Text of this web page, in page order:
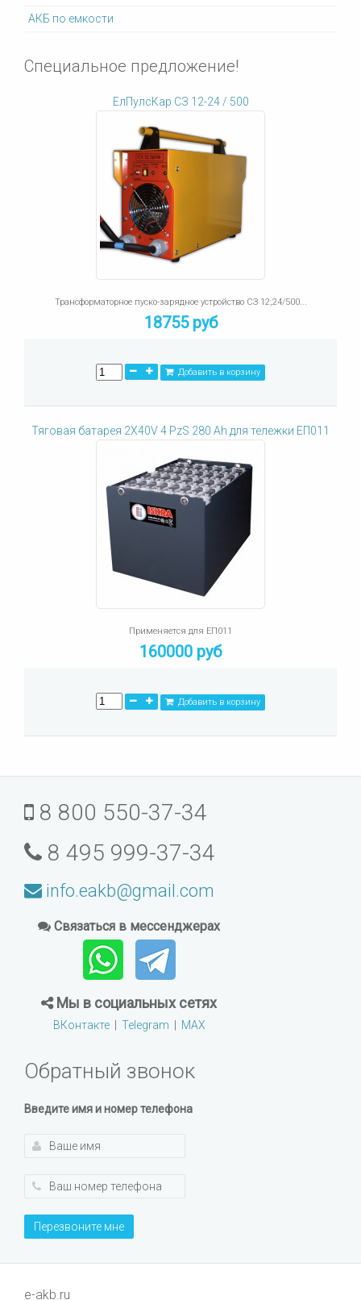
АКБ по емкости
Специальное предложение!
ЕлПулсКар СЗ 12-24 / 500
Трансформаторное пуско-зарядное устройство СЗ 12;24/500...
18755 руб
Добавить в корзину
Тяговая батарея 2X40V 4 PzS 280 Ah для тележки ЕП011
Применяется для ЕП011
160000 руб
Добавить в корзину
8 800 550-37-34
8 495 999-37-34
info.eakb@gmail.com
Связаться в мессенджерах
Мы в социальных сетях
ВКонтакте| Telegram | MAX
Обратный звонок
Введите имя и номер телефона
Перезвоните мне
e-akb.ru